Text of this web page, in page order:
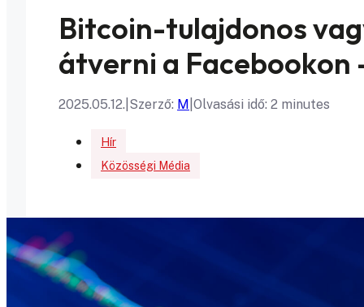
Bitcoin-tulajdonos
átverni a Facebookon
2025.05.12. Szerző: M Olvasási idő: 2 minutes
Hír
Közösségi Média